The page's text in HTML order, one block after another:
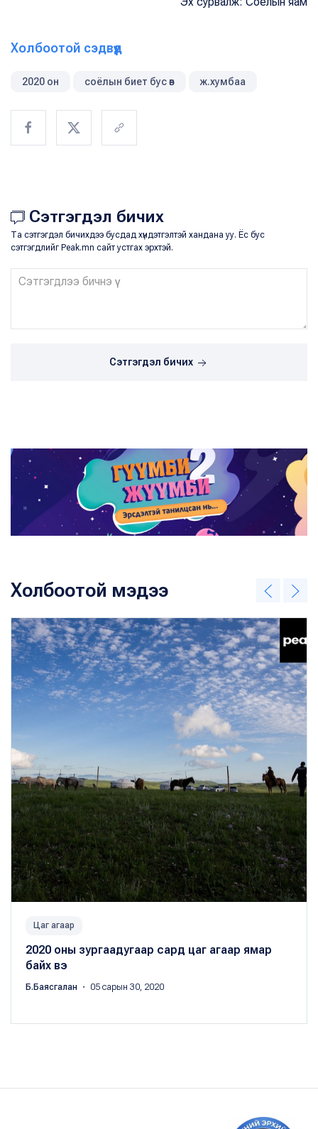
Холбоотой сэдвүүд
2020 он соёлын биет бус өв ж.хумбаа
Сэтгэгдэл бичих
Та сэтгэгдэл бичихдээ бусдад хүндэтгэлтэй хандана уу. Ёс бус
сэтгэгдлийг Peak.mn сайт устгах эрхтэй.
Сэтгэгдэл бичих
Холбоотой мэдээ
Цаг агаар
2020 оны зургаадугаар сард цаг агаар ямар
байх вэ
Б.Баясгалан ・ 05 сарын 30, 2020